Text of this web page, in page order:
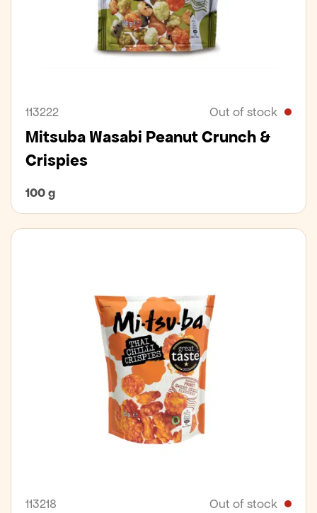
113222 Out of stock
Mitsuba Wasabi Peanut Crunch &
Crispies
100 g
113218 Out of stock